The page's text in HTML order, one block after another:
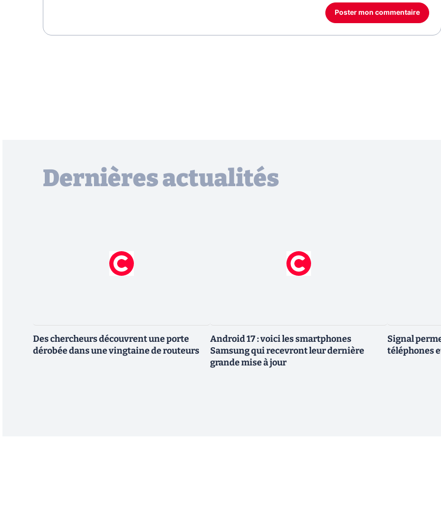
Poster mon commentaire
Dernières actualités
Des chercheurs découvrent une porte
dérobée dans une vingtaine de routeurs
Android 17 : voici les smartphones
Samsung qui recevront leur dernière
grande mise à jour
Signal
téléphones